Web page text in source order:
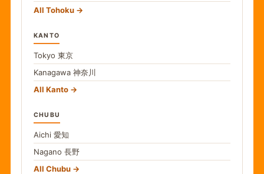
All Tohoku
KANTO
Tokyo 東京
Kanagawa 神奈川
All Kanto
CHUBU
Aichi 愛知
Nagano 長野
All Chubu